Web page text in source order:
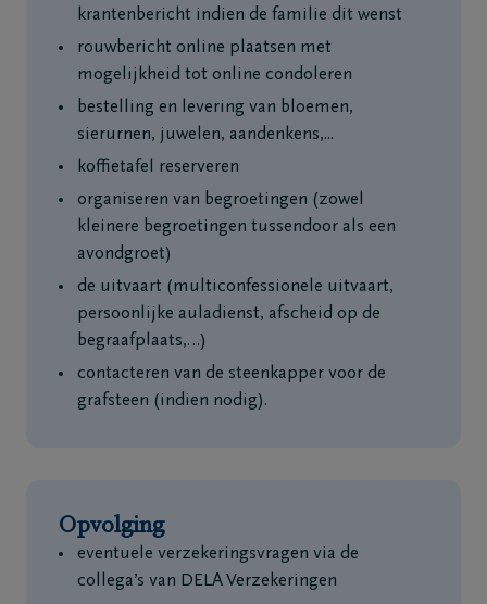
krantenbericht indien de familie dit wenst
rouwbericht online plaatsen met
mogelijkheid tot online condoleren
bestelling en levering van bloemen,
sierurnen, juwelen, aandenkens,...
koffietafel reserveren
organiseren van begroetingen (zowel
kleinere begroetingen tussendoor als een
avondgroet)
de uitvaart (multiconfessionele uitvaart,
persoonlijke auladienst, afscheid op de
begraafplaats,…)
contacteren van de steenkapper voor de
grafsteen (indien nodig).
Opvolging
eventuele verzekeringsvragen via de
collega’s van DELA Verzekeringen